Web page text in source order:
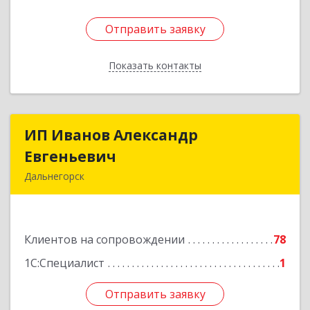
Отправить заявку
Показать контакты
Отправить заявку
Назад
ИП Иванов Александр
Евгеньевич
Дальнегорск
Клиентов на сопровождении
78
1С:Специалист
1
Отправить заявку
ИП Иванов Александр
Подробнее
Отправить заявку